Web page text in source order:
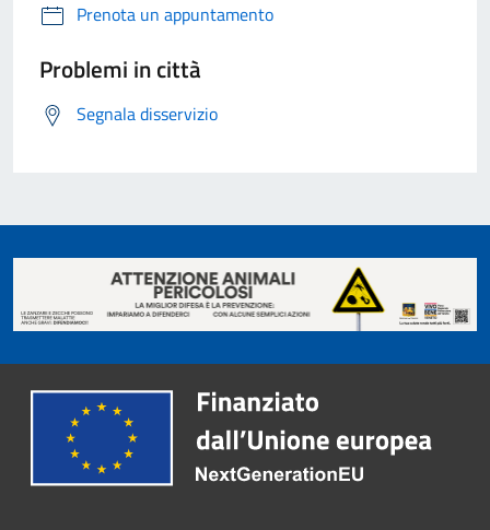
Prenota un appuntamento
Problemi in città
Segnala disservizio